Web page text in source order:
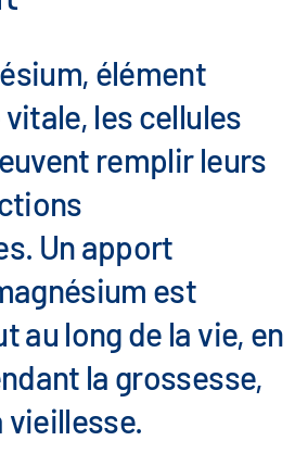
élément
les cellules
remplir leurs
Un apport
est
au long de la vie, en
la grossesse,
vieillesse.